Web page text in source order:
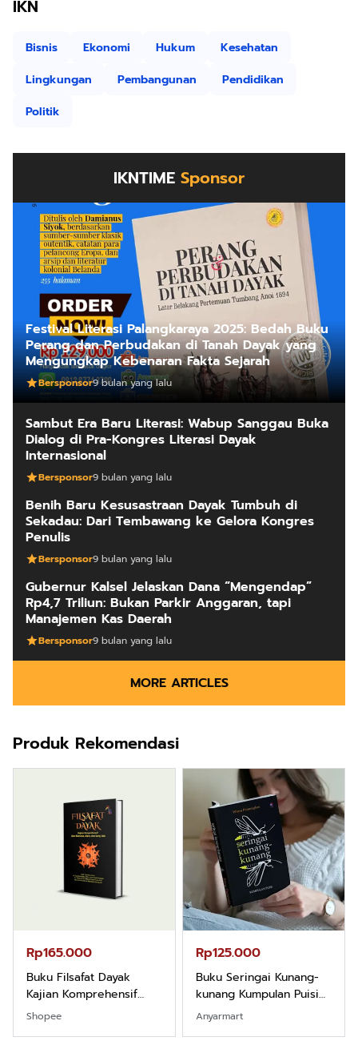
IKN
Bisnis Ekonomi Hukum
Kesehatan
Lingkungan
Pembangunan
Pendidikan
Politik
IKNTIME Sponsor
Festival Literasi Palangkaraya 2025: Bedah Buku
Perang dan Perbudakan di Tanah Dayak yang
Mengungkap Kebenaran Fakta Sejarah
Bersponsor9 bulan yang lalu
Sambut Era Baru Literasi: Wabup Sanggau Buka
Dialog di Pra-Kongres Literasi Dayak
Internasional
Bersponsor9 bulan yang lalu
Benih Baru Kesusastraan Dayak Tumbuh di
Sekadau: Dari Tembawang ke Gelora Kongres
Penulis
Bersponsor9 bulan yang lalu
Gubernur Kalsel Jelaskan Dana “Mengendap”
Rp4,7 Triliun: Bukan Parkir Anggaran, tapi
Manajemen Kas Daerah
Bersponsor9 bulan yang lalu
MORE ARTICLES
Produk Rekomendasi
Rp165.000
Buku Filsafat Dayak
Kajian Komprehensif
Atas Manusia Dayak
Shopee
Rp125.000
Buku Seringai Kunang-
kunang Kumpulan Puisi
Wisnu Pamungkas
Anyarmart